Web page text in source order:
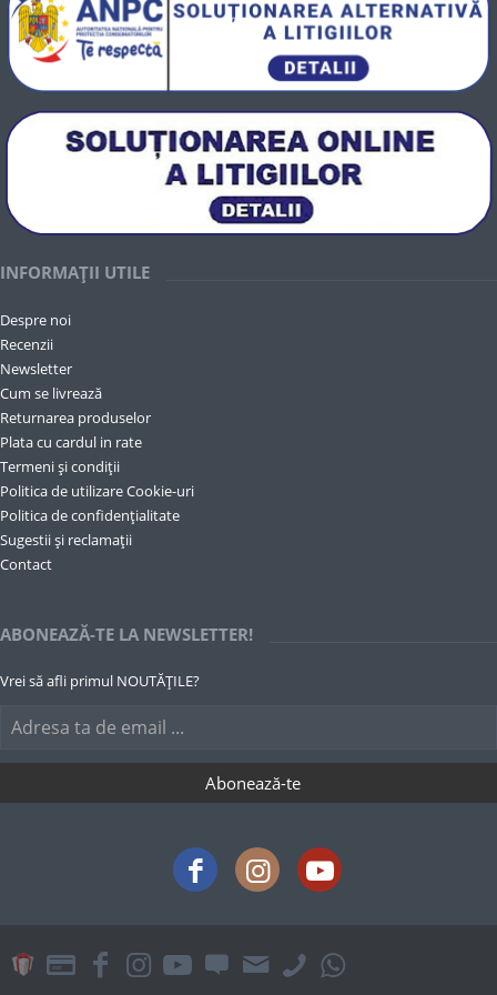
INFORMAȚII UTILE
Despre noi
Recenzii
Newsletter
Cum se livrează
Returnarea produselor
Plata cu cardul in rate
Termeni și condiții
Politica de utilizare Cookie-uri
Politica de confidențialitate
Sugestii și reclamații
Contact
ABONEAZĂ-TE LA NEWSLETTER!
Vrei să afli primul NOUTĂȚILE?